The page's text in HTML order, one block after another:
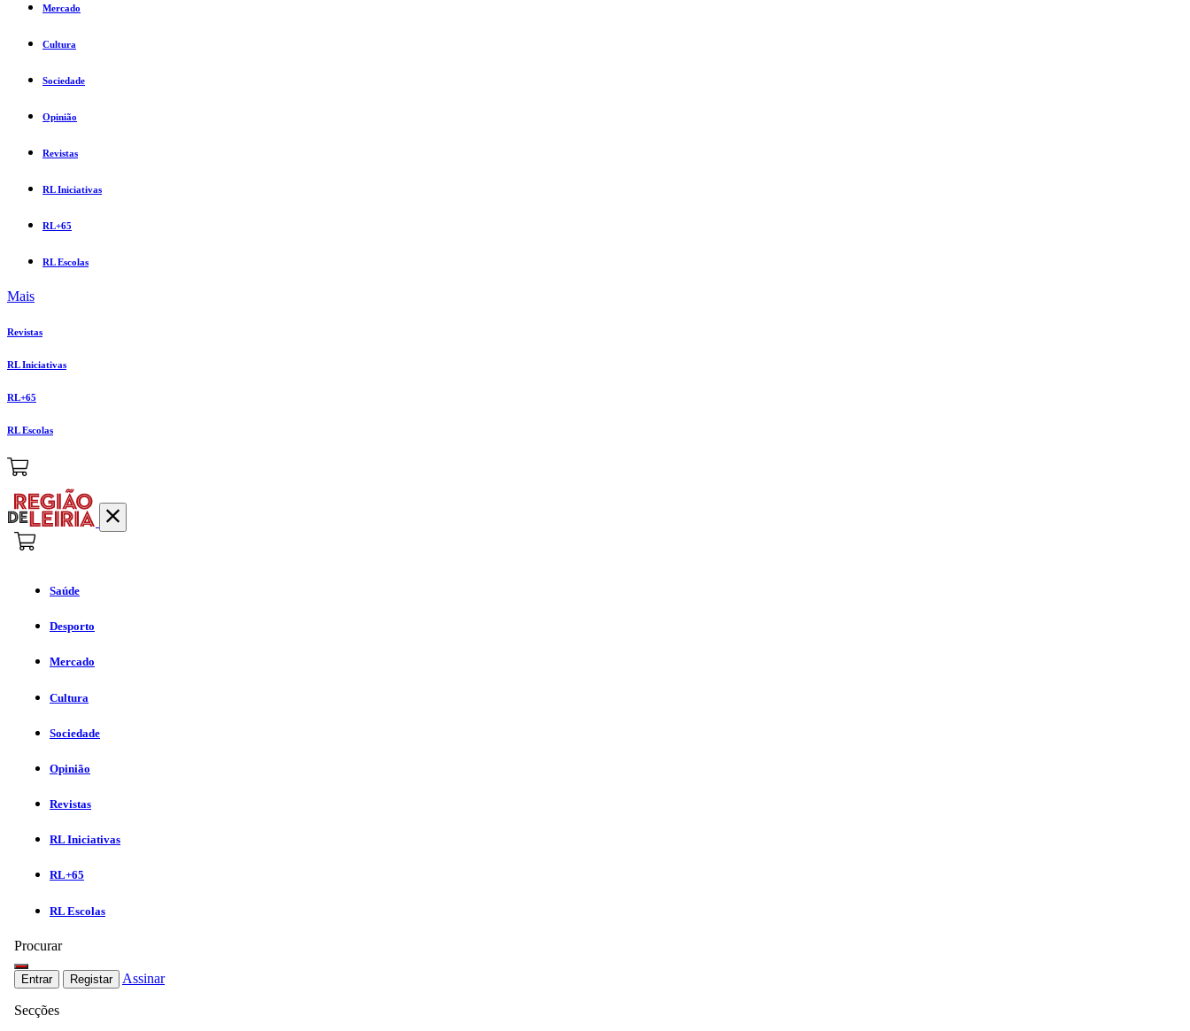
Mercado
Cultura
Sociedade
Opinião
Revistas
RL Iniciativas
RL+65
RL Escolas
Mais
Revistas
RL Iniciativas
RL+65
RL Escolas
Saúde
Desporto
Mercado
Cultura
Sociedade
Opinião
Revistas
RL Iniciativas
RL+65
RL Escolas
Procurar
Entrar Registar Assinar
Secções